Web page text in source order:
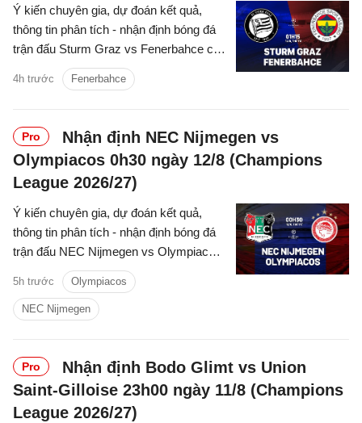
Ý kiến chuyên gia, dự đoán kết quả,
thông tin phân tích - nhận định bóng đá
trận đấu Sturm Graz vs Fenerbahce cúp
C1/UEFA Champions League 2026/27
4h trước Fenerbahce
Pro
Nhận định NEC Nijmegen vs
Olympiacos 0h30 ngày 12/8 (Champions
League 2026/27)
Ý kiến chuyên gia, dự đoán kết quả,
thông tin phân tích - nhận định bóng đá
trận đấu NEC Nijmegen vs Olympiacos
cúp C1/UEFA Champions League
2026/27 hôm nay.
5h trước Olympiacos
NEC Nijmegen
Pro
Nhận định Bodo Glimt vs Union
Saint-Gilloise 23h00 ngày 11/8 (Champions
League 2026/27)